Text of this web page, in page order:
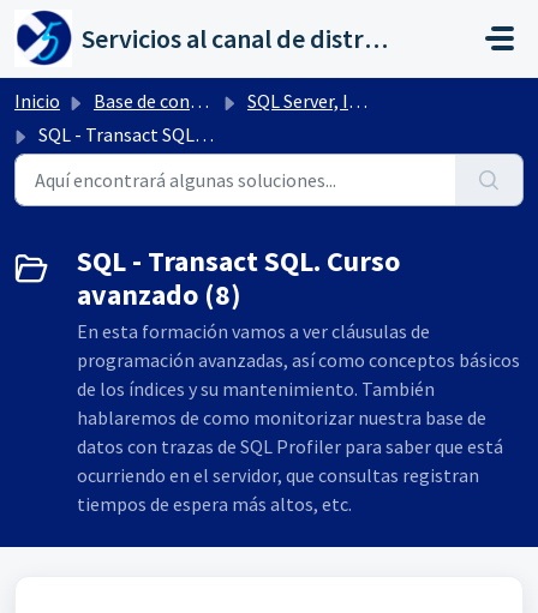
Saltar al contenido principal
Servicios al canal de distribución de AHORA
Inicio Base de conocimientos
SQL Server, IIS, otros
SQL - Transact SQL. Curso avanzado
SQL - Transact SQL. Curso
avanzado (8)
En esta formación vamos a ver cláusulas de
programación avanzadas, así como conceptos básicos
de los índices y su mantenimiento. También
hablaremos de como monitorizar nuestra base de
datos con trazas de SQL Profiler para saber que está
ocurriendo en el servidor, que consultas registran
tiempos de espera más altos, etc.